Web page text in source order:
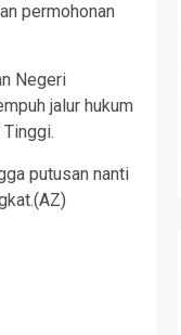
permohonan
Negeri
jalur hukum
putusan nanti